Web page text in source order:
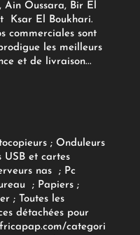
Ain Oussara, Bir El
Ksar El Boukhari.
commerciales sont
les meilleurs
et de livraison...
; Onduleurs
USB et cartes
nas ; Pc
; Papiers;
; Toutes les
détachées pour
categori